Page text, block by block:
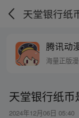
腾讯动
海量正版
天堂银行纸
2024年12月06日 05:40